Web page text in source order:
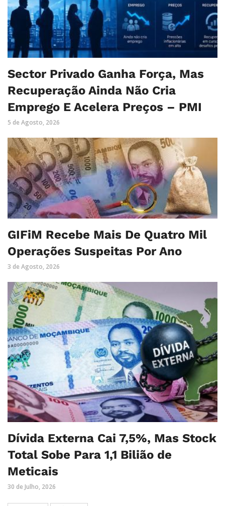
Sector Privado Ganha Força, Mas
Recuperação Ainda Não Cria
Emprego E Acelera Preços – PMI
5 de Agosto, 2026
GIFiM Recebe Mais De Quatro Mil
Operações Suspeitas Por Ano
3 de Agosto, 2026
Dívida Externa Cai 7,5%, Mas Stock
Total Sobe Para 1,1 Bilião de
Meticais
30 de Julho, 2026